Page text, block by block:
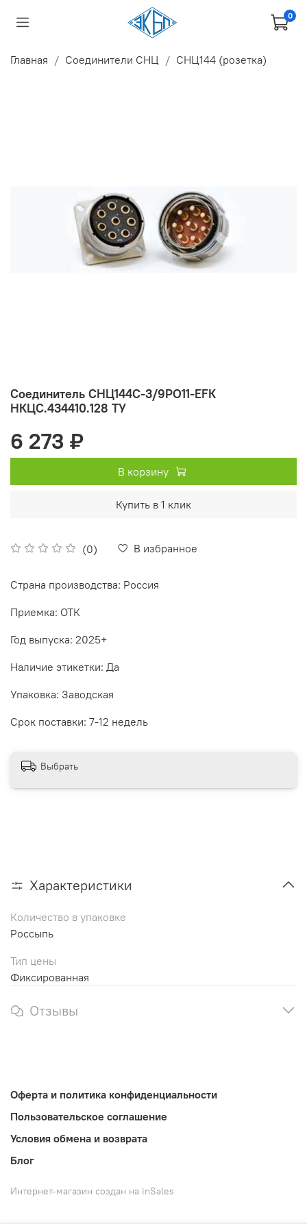
0
Главная Соединители СНЦ СНЦ144 (розетка)
Соединитель СНЦ144С-3/9РО11-EFК
НКЦС.434410.128 ТУ
(0) В избранное
6 273 ₽
В корзину
Купить в 1 клик
Страна производства: Россия
Приемка: ОТК
Год выпуска: 2025+
Наличие этикетки: Да
Упаковка: Заводская
Срок поставки: 7-12 недель
Выбрать
Характеристики
Количество в упаковке
Россыпь
Тип цены
Фиксированная
Отзывы
Оферта и политика конфиденциальности
Пользовательское соглашение
Условия обмена и возврата
Блог
Интернет-магазин создан на inSales